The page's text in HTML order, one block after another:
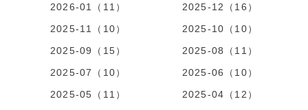
2026-01（11）
2025-12（16）
2025-11（10）
2025-10（10）
2025-09（15）
2025-08（11）
2025-07（10）
2025-06（10）
2025-05（11）
2025-04（12）